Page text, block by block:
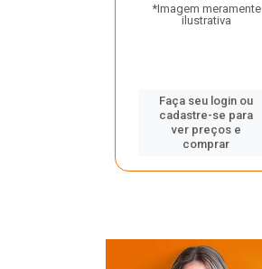
*Imagem meramente
ilustrativa
Faça seu login ou
cadastre-se para
ver preços e
comprar